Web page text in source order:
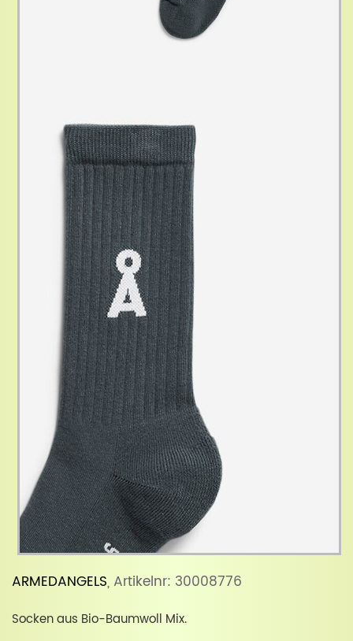
ARMEDANGELS, Artikelnr: 30008776
Socken aus Bio-Baumwoll Mix.